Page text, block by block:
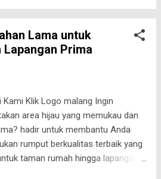
Kami Tawarkan 🌿 Rumput
Japonica) Rumput Jepang
favorit untuk taman minimalis
rumah. Daunnya kecil, rapi, dan
rumput Jepang: Tampilan
keindahan visual. Perawatan
Memerlukan pemangkasan rutin
rapi. Daya tahan baik — Tahan
cuaca panas dan hujan. 🌱 Rumput
Rumput ini memiliki daun yang
Lama untuk
Lapangan Prima
Kami Klik Logo malang Ingin
area hijau yang memukau dan
hadir untuk membantu Anda
rumput berkualitas terbaik yang
taman rumah hingga lapangan